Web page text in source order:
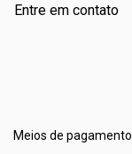
Entre em contato
Meios de pagamento